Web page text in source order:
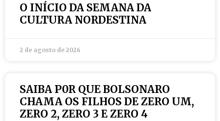
O INÍCIO DA SEMANA DA
CULTURA NORDESTINA
2 de agosto de 2026
SAIBA P0R QUE BOLSONARO
CHAMA OS FILHOS DE ZERO UM,
ZERO 2, ZERO 3 E ZERO 4